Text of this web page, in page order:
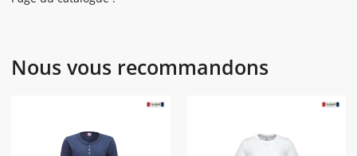
Nous vous recommandons